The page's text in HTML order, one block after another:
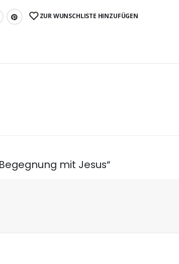
ZUR WUNSCHLISTE HINZUFÜGEN
mit Jesus“